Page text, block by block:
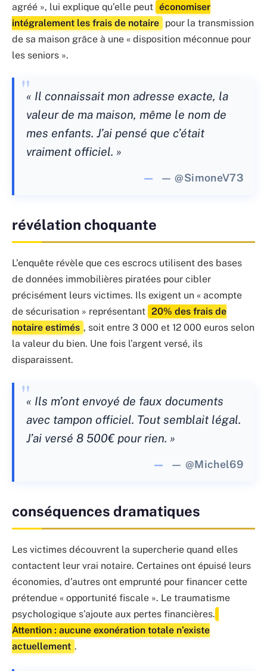
agréé », lui explique qu’elle peut économiser
intégralement les frais de notaire pour la transmission
de sa maison grâce à une « disposition méconnue pour
les seniors ».
« Il connaissait mon adresse exacte, la
valeur de ma maison, même le nom de
mes enfants. J’ai pensé que c’était
vraiment officiel. »
— @SimoneV73
révélation choquante
L’enquête révèle que ces escrocs utilisent des bases
de données immobilières piratées pour cibler
précisément leurs victimes. Ils exigent un « acompte
de sécurisation » représentant 20% des frais de
notaire estimés , soit entre 3 000 et 12 000 euros selon
la valeur du bien. Une fois l’argent versé, ils
disparaissent.
« Ils m’ont envoyé de faux documents
avec tampon officiel. Tout semblait légal.
J’ai versé 8 500€ pour rien. »
— @Michel69
conséquences dramatiques
Les victimes découvrent la supercherie quand elles
contactent leur vrai notaire. Certaines ont épuisé leurs
économies, d’autres ont emprunté pour financer cette
prétendue « opportunité fiscale ». Le traumatisme
psychologique s’ajoute aux pertes financières.
Attention : aucune exonération totale n’existe
actuellement .